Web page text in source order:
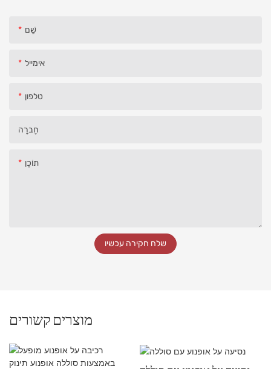
שֵׁם
אימייל
טלפון
חֶברָה
תוֹכֶן
שלח חקירה עכשיו
מוצרים קשורים